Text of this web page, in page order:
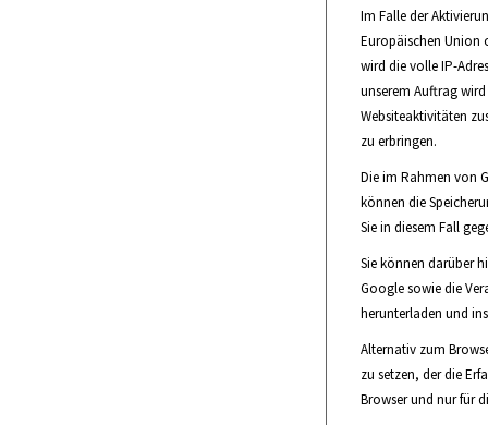
Im Falle der
Europäischen Union
wird die volle IP-
unserem Auftrag
Websiteaktivitäten
zu erbringen.
Die im Rahmen von
können die
Sie in diesem Fall
Sie können darüber
Google sowie die
herunterladen und
Alternativ zum
zu setzen, der die
Browser und nur für